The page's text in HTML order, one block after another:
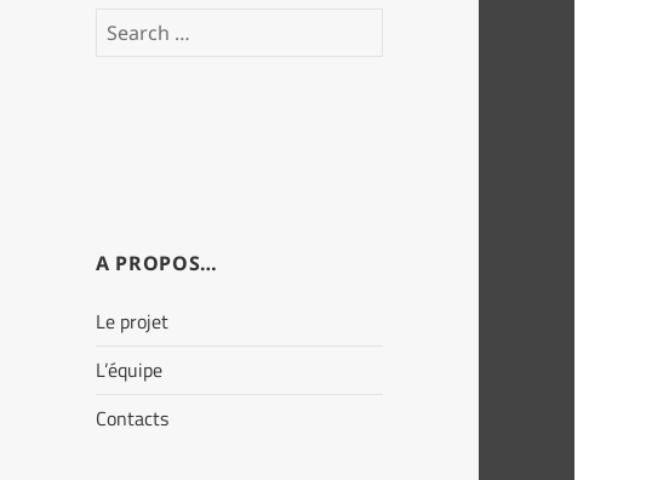
Search
A PROPOS…
Le projet
L’équipe
Contacts